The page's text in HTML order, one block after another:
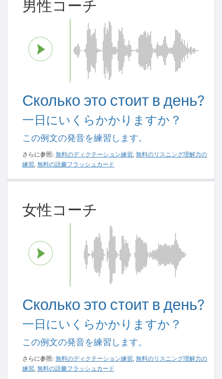
男性コーチ
Сколько это стоит в день?
一日にいくらかかりますか？
この例文の発音を練習します。
さらに参照: 無料のディクテーション練習, 無料のリスニング理解力の
練習, 無料の語彙フラッシュカード
女性コーチ
Сколько это стоит в день?
一日にいくらかかりますか？
この例文の発音を練習します。
さらに参照: 無料のディクテーション練習, 無料のリスニング理解力の
練習, 無料の語彙フラッシュカード